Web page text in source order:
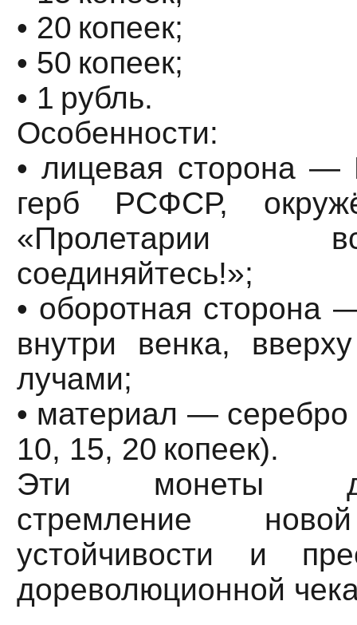
• 20 копеек;
• 50 копеек;
• 1 рубль.
Особенности:
• лицевая сторона —
герб РСФСР,
«Пролетарии
соединяйтесь!»;
• оборотная сторона
внутри венка,
лучами;
• материал —
10, 15, 20 копеек).
Эти монеты
стремление
устойчивости и
дореволюционной